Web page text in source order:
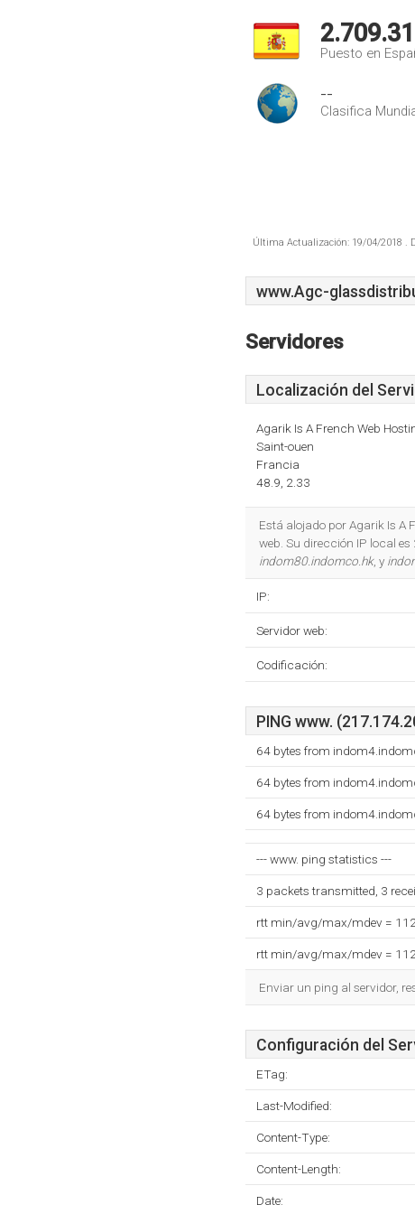
Puesto en
--
Clasifica
Última Actualización: 19/04/2018 .
www.Agc-
Servidores
Localización del
Agarik Is A French Web
Saint-ouen
Francia
48.9, 2.33
Está alojado por Agarik Is A
web. Su dirección IP local
indom80.indomco.hk, y
IP:
Servidor web:
Codificación:
PING www.
64 bytes from
64 bytes from
64 bytes from
--- www. ping statistics ---
3 packets transmitted, 3
rtt min/avg/max/mdev =
rtt min/avg/max/mdev =
Enviar un ping al servidor,
Configuración del
ETag:
Last-Modified:
Content-Type:
Content-Length:
Date: